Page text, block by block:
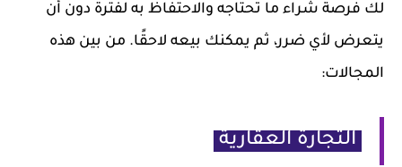
لك فرصة شراء ما تحتاجه والاحتفاظ به لفترة دون أن
يتعرض لأي ضرر، ثم يمكنك بيعه لاحقًا. من بين هذه
المجالات:
التجارة العقارية